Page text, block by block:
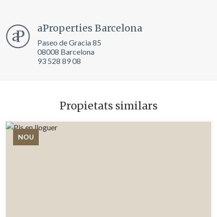
aProperties Barcelona
Paseo de Gracia 85
08008 Barcelona
93 528 89 08
Propietats similars
NOU
hàbits de navegació al lloc web i mostrar publicitat
relacionada amb el perfil de navegació de l'usuari.